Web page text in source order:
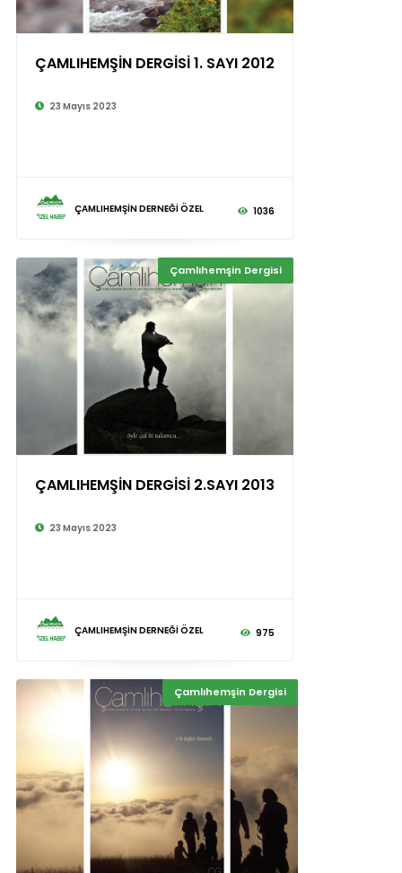
ÇAMLIHEMŞİN DERGİSİ 1. SAYI 2012
23 Mayıs 2023
ÇAMLIHEMŞİN DERNEĞİ ÖZEL 1036
Çamlıhemşin Dergisi
ÇAMLIHEMŞİN DERGİSİ 2.SAYI 2013
23 Mayıs 2023
ÇAMLIHEMŞİN DERNEĞİ ÖZEL 975
Çamlıhemşin Dergisi